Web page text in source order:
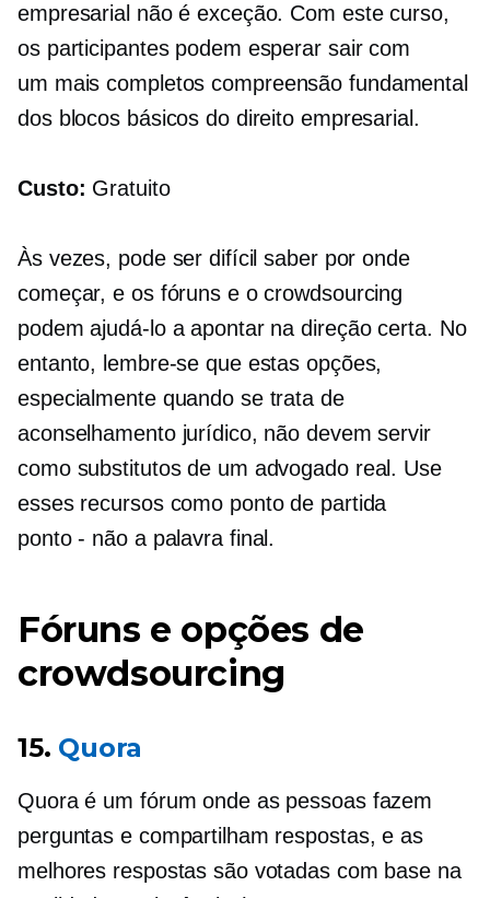
empresarial não é exceção. Com este curso,
os participantes podem esperar sair com
um mais completos compreensão fundamental
dos blocos básicos do direito empresarial.
Custo: Gratuito
Às vezes, pode ser difícil saber por onde
começar, e os fóruns e o crowdsourcing
podem ajudá-lo a apontar na direção certa. No
entanto, lembre-se que estas opções,
especialmente quando se trata de
aconselhamento jurídico, não devem servir
como substitutos de um advogado real. Use
esses recursos como ponto de partida
ponto - nãoa palavra final.
Fóruns e opções de
crowdsourcing
15. Quora
Quora é um fórum onde as pessoas fazem
perguntas e compartilham respostas, e as
melhores respostas são votadas com base na